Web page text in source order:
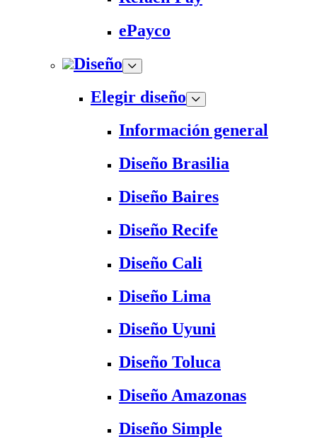
ePayco
Diseño
Elegir diseño
Información general
Diseño Brasilia
Diseño Baires
Diseño Recife
Diseño Cali
Diseño Lima
Diseño Uyuni
Diseño Toluca
Diseño Amazonas
Diseño Simple